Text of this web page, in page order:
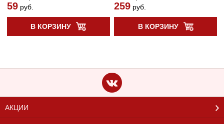
59руб.
В КОРЗИНУ
259 руб.
В КОРЗИНУ
АКЦИИ